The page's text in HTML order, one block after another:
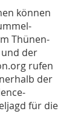
können
Thünen-
der
rufen
der
für die